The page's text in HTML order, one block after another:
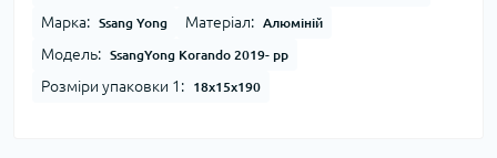
Марка: Ssang Yong Матеріал: Алюміній
Модель: SsangYong Korando 2019- рр
Розміри упаковки 1: 18x15x190